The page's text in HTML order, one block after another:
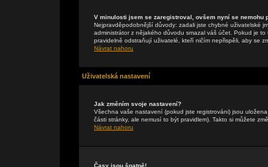
V minulosti jsem se zaregistroval, ovšem nyní se nemohu
Nejpravděpodobnější důvody: zadali jste chybné uživatelské
administrátor z nějakého důvodu smazal váš účet. Pokud je
pravidelně odstraňují uživatelé, kteří ničím nepřispěli, aby se
Návrat nahoru
Uživatelská nastavení
Jak změním svoje nastavení?
Všechna vaše nastavení (pokud jste registrováni) jsou
části stránky, ale nemusí to být pravidlem). Takto si můžete
Návrat nahoru
Časy jsou špatně!